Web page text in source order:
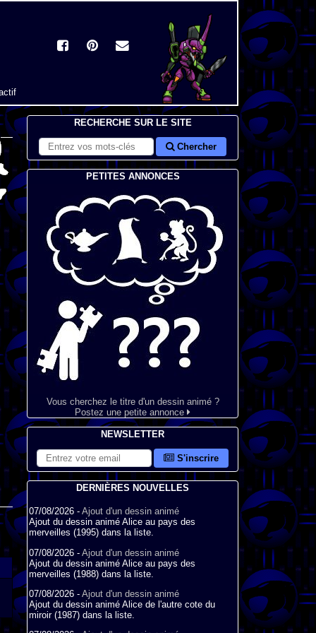
RECHERCHE SUR LE SITE
Chercher
PETITES ANNONCES
Vous cherchez le titre d'un dessin animé ?
Postez une petite annonce
NEWSLETTER
S'inscrire
DERNIÈRES NOUVELLES
07/08/2026 - Ajout d'un dessin animé
Ajout du dessin animé Alice au pays des
merveilles (1995) dans la liste.
07/08/2026 - Ajout d'un dessin animé
Ajout du dessin animé Alice au pays des
merveilles (1988) dans la liste.
07/08/2026 - Ajout d'un dessin animé
Ajout du dessin animé Alice de l'autre cote du
miroir (1987) dans la liste.